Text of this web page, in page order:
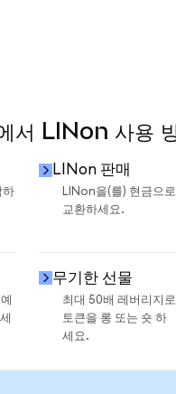
LINon 사용
하
LINon 판매
LINon을(를) 현금으로
교환하세요.
무기한 선물
최대 50배 레버리지로
토큰을 롱 또는 숏 하
세요.